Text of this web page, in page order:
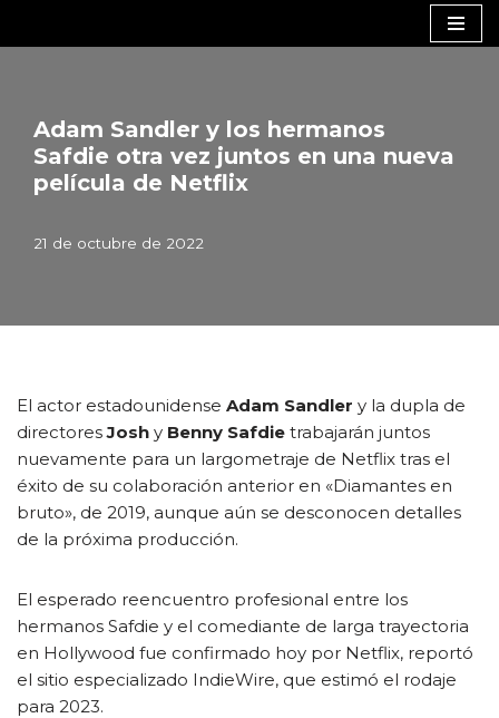
Adam Sandler y los hermanos
Safdie otra vez juntos en una nueva
película de Netflix
21 de octubre de 2022
El actor estadounidense Adam Sandler y la dupla de
directoresJosh y Benny Safdie trabajarán juntos
nuevamente para un largometraje de Netflix tras el
éxito de su colaboración anterior en «Diamantes en
bruto», de 2019, aunque aún se desconocen detalles
de la próxima producción.
El esperado reencuentro profesional entre los
hermanos Safdie y el comediante de larga trayectoria
en Hollywood fue confirmado hoy por Netflix, reportó
el sitio especializado IndieWire, que estimó el rodaje
para 2023.